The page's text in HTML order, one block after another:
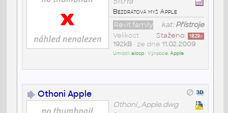
Bezdrátová myš Apple
kat:Přístroje
Revit family
Staženo: 1829x
Velikost
192kB• ze dne 11.02.2009
Umístil:alosp• Výrobce:Apple
Othoni Apple
Othoni_Apple.dwg